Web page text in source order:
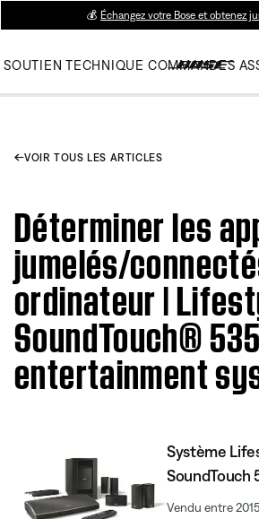
💰 Échangez votre Bose et obtenez
SOUTIEN TECHNIQUE COMMANDES
VOIR TOUS LES ARTICLES
Déterminer les
jumelés/
ordinateur |
SoundTouch®
entertainment
Système
SoundTouch
Vendu entre